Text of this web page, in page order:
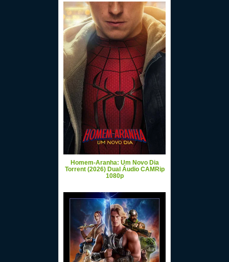
Homem-Aranha: Um Novo Dia
Torrent (2026) Dual Áudio CAMRip
1080p